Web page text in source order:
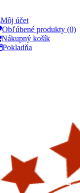
Môj účet
Obľúbené produkty (0)
Nákupný košík
Pokladňa